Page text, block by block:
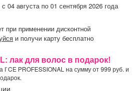
с 04 августа по 01 сентября 2026 года
при применении дисконтной
и получи карту бесплатно
лак для волос в подарок!
PROFESSIONAL на сумму от 999 руб. и